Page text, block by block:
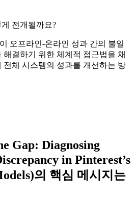
전개될까요?
오프라인-온라인 성과 간의 불일
결하기 위한 체계적 접근법을 채
전체 시스템의 성과를 개선하는 방
Gap: Diagnosing
in Pinterest’s
의 핵심 메시지는